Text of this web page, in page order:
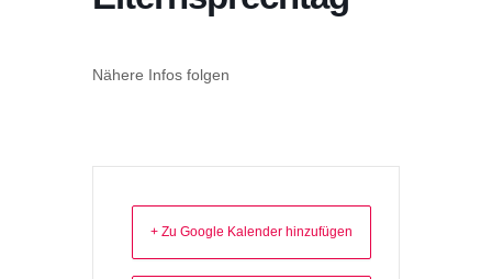
Nähere Infos folgen
+ Zu Google Kalender hinzufügen